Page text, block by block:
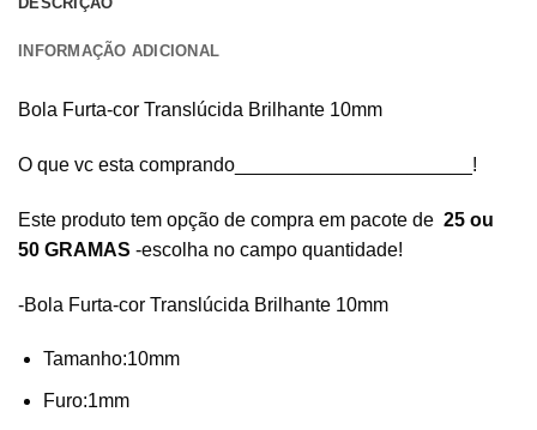
INFORMAÇÃO ADICIONAL
Bola Furta-cor Translúcida Brilhante 10mm
O que vc esta comprando______________________!
Este produto tem opção de compra em pacote de 25 ou
50 GRAMAS -escolha no campo quantidade!
-Bola Furta-cor Translúcida Brilhante 10mm
Tamanho:10mm
Furo:1mm